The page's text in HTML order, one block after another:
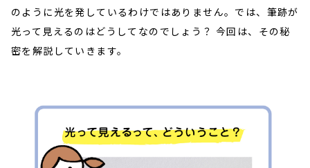
のように光を発しているわけではありません。では、筆跡が
光って見えるのはどうしてなのでしょう？ 今回は、その秘
密を解説していきます。